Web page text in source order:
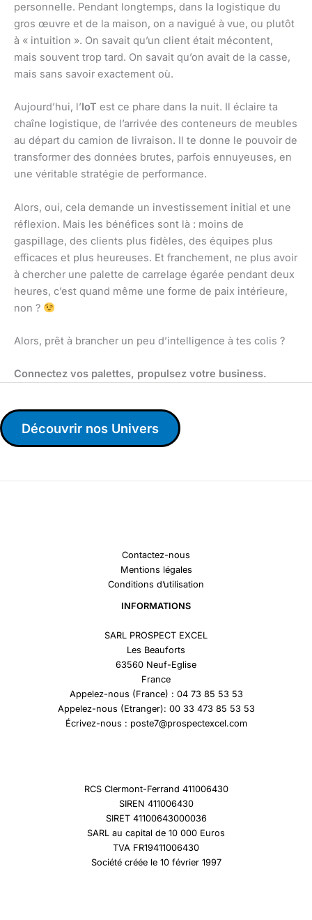
personnelle. Pendant longtemps, dans la logistique du
gros œuvre et de la maison, on a navigué à vue, ou plutôt
à « intuition ». On savait qu’un client était mécontent,
mais souvent trop tard. On savait qu’on avait de la casse,
mais sans savoir exactement où.
Aujourd’hui, l’IoT est ce phare dans la nuit. Il éclaire ta
chaîne logistique, de l’arrivée des conteneurs de meubles
au départ du camion de livraison. Il te donne le pouvoir de
transformer des données brutes, parfois ennuyeuses, en
une véritable stratégie de performance.
Alors, oui, cela demande un investissement initial et une
réflexion. Mais les bénéfices sont là : moins de
gaspillage, des clients plus fidèles, des équipes plus
efficaces et plus heureuses. Et franchement, ne plus avoir
à chercher une palette de carrelage égarée pendant deux
heures, c’est quand même une forme de paix intérieure,
non ?
Alors, prêt à brancher un peu d’intelligence à tes colis ?
Connectez vos palettes, propulsez votre business.
Découvrir nos Univers
Contactez-nous
Mentions légales
Conditions d’utilisation
INFORMATIONS
SARL PROSPECT EXCEL
Les Beauforts
63560 Neuf-Eglise
France
Appelez-nous (France) : 04 73 85 53 53
Appelez-nous (Etranger): 00 33 473 85 53 53
Écrivez-nous : poste7@prospectexcel.com
RCS Clermont-Ferrand 411006430
SIREN 411006430
SIRET 41100643000036
SARL au capital de 10 000 Euros
TVA FR19411006430
Société créée le 10 février 1997